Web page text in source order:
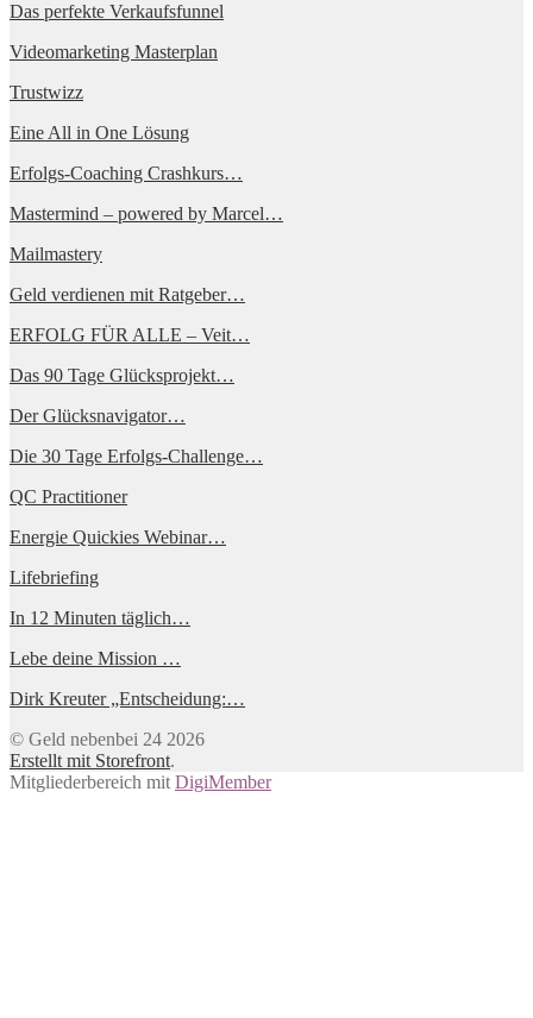
Das perfekte Verkaufsfunnel
Videomarketing Masterplan
Trustwizz
Eine All in One Lösung
Erfolgs-Coaching Crashkurs…
Mastermind – powered by Marcel…
Mailmastery
Geld verdienen mit Ratgeber…
ERFOLG FÜR ALLE – Veit…
Das 90 Tage Glücksprojekt…
Der Glücksnavigator…
Die 30 Tage Erfolgs-Challenge…
QC Practitioner
Energie Quickies Webinar…
Lifebriefing
In 12 Minuten täglich…
Lebe deine Mission …
Dirk Kreuter „Entscheidung:…
© Geld nebenbei 24 2026
Erstellt mit Storefront.
Mitgliederbereich mit DigiMember